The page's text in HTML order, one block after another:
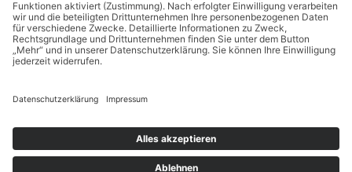
Datenschutzerklärung
Kontakt